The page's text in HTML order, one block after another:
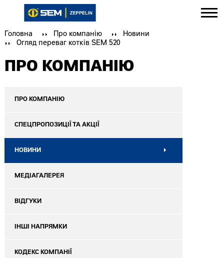
Головна Про компанію
Новини
Огляд переваг котків SEM 520
ПРО КОМПАНІЮ
ПРО КОМПАНІЮ
СПЕЦПРОПОЗИЦІЇ ТА АКЦІЇ
НОВИНИ
МЕДІАГАЛЕРЕЯ
ВІДГУКИ
ІНШІ НАПРЯМКИ
КОДЕКС КОМПАНІЇ